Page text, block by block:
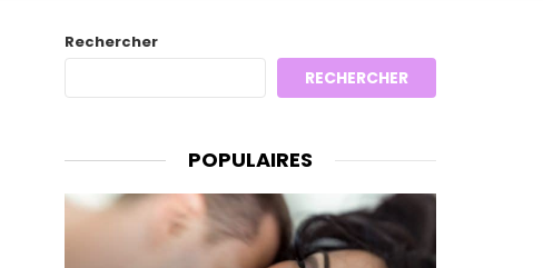
Rechercher
RECHERCHER
POPULAIRES